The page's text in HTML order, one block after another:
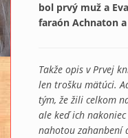
bol prvý muž a
faraón Achnaton
Takže opis v Prvej
len trošku mätúci.
tým, že žili celkom
ale keď ich
nahotou zahanbení